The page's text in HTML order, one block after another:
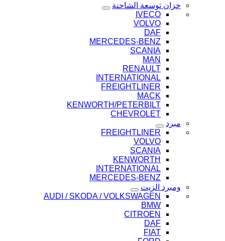
خزان توسعة الشاحنة
IVECO
VOLVO
DAF
MERCEDES-BENZ
SCANIA
MAN
RENAULT
INTERNATIONAL
FREIGHTLINER
MACK
KENWORTH/PETERBILT
CHEVROLET
مبرد
FREIGHTLINER
VOLVO
SCANIA
KENWORTH
INTERNATIONAL
MERCEDES-BENZ
ومبرد الزيت
AUDI / SKODA / VOLKSWAGEN
BMW
CITROEN
DAF
FIAT